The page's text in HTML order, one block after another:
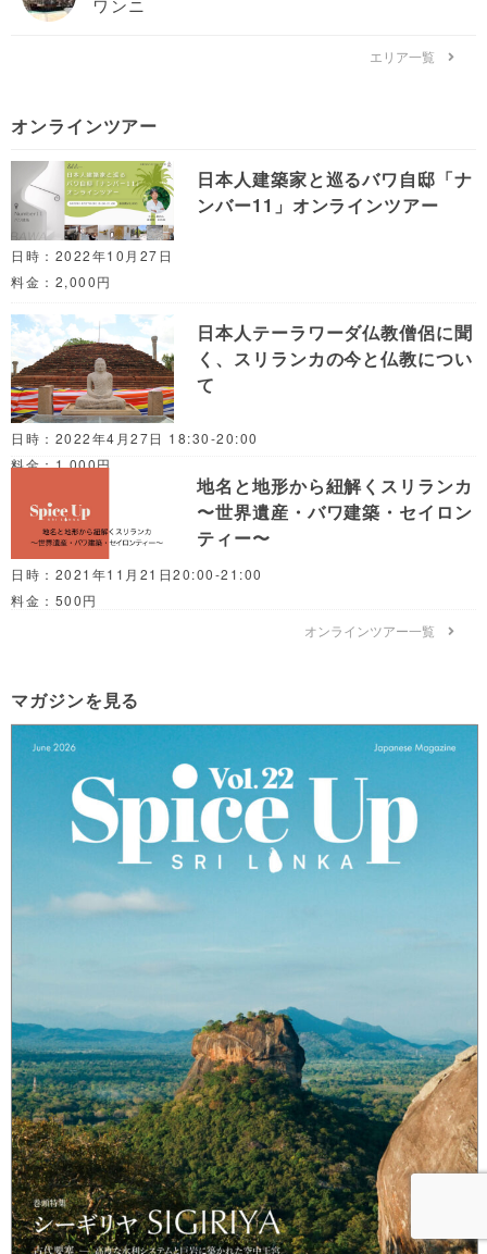
ワンニ
エリア一覧
オンラインツアー
日本人建築家と巡るバワ自邸「ナ
ンバー11」オンラインツアー
日時：2022年10月27日
料金：2,000円
日本人テーラワーダ仏教僧侶に聞
く、スリランカの今と仏教につい
て
日時：2022年4月27日 18:30-20:00
料金：1,000円
地名と地形から紐解くスリランカ
〜世界遺産・バワ建築・セイロン
ティー〜
日時：2021年11月21日20:00-21:00
料金：500円
オンラインツアー一覧
マガジンを見る